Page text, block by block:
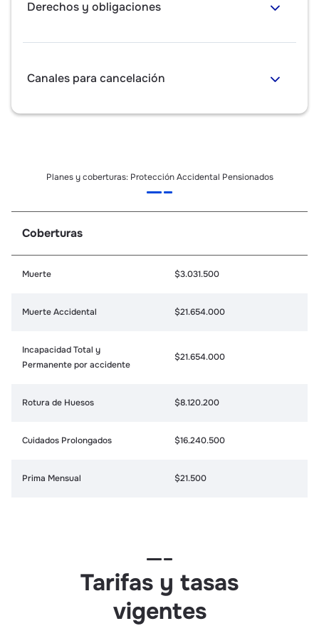
Derechos y obligaciones
Canales para cancelación
Planes y coberturas: Protección Accidental Pensionados
Coberturas
Muerte $3.031.500
Muerte Accidental $21.654.000
Incapacidad Total y
Permanente por accidente
$21.654.000
Rotura de Huesos $8.120.200
Cuidados Prolongados $16.240.500
Prima Mensual $21.500
Tarifas y tasas
vigentes